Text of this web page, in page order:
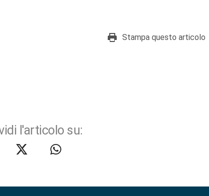
Stampa questo articolo
l'articolo su: